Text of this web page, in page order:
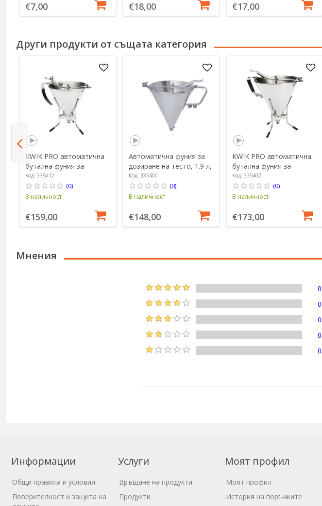
€7,00 €18,00 €17,00
Други продукти от същата категория
KWIK PRO автоматична
бутална фуния за
дозиране на тесто, със
стойка, 1,5 L - марка "de
Buyer"
Код: 335412
(0)
В наличност
€159,00
Автоматична фуния за
дозиране на тесто, 1.9 л,
"KWIK PRO" - de Buyer
Код: 335400
(0)
В наличност
€148,00
KWIK PRO автоматична
бутална фуния за
дозиране на тесто, със
стойка, 1,9 л - марка "de
Buyer"
Код: 335402
(0)
В наличност
€173,00
Мнения
0
0
0
0
0
Информации
Общи правила и условия
Поверителност и защита на
Услуги
Връщане на продукти
Продукти
Моят профил
Моят профил
История на поръчките